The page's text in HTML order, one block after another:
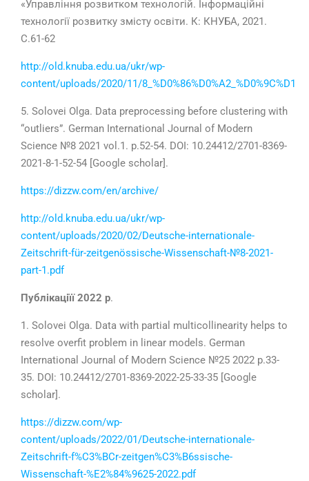
«Управління розвитком технологій. Інформаційні
технології розвитку змісту освіти. К: КНУБА, 2021.
С.61-62
http://old.knuba.edu.ua/ukr/wp-
content/uploads/2020/11/
5. Solovei Olga. Data preprocessing before clustering with
“outliers”. German International Journal of Modern
Science №8 2021 vol.1. p.52-54. DOI: 10.24412/2701-8369-
2021-8-1-52-54 [Google scholar].
https://dizzw.com/en/archive/
http://old.knuba.edu.ua/ukr/wp-
content/uploads/2020/02/Deutsche-internationale-
Zeitschrift-für-zeitgenössische-Wissenschaft-№8-2021-
part-1.pdf
Публікаціїї 2022 р.
1. Solovei Olga. Data with partial multicollinearity helps to
resolve overfit problem in linear models. German
International Journal of Modern Science №25 2022 p.33-
35. DOI: 10.24412/2701-8369-2022-25-33-35 [Google
scholar].
https://dizzw.com/wp-
content/uploads/2022/01/Deutsche-internationale-
Zeitschrift-f%C3%BCr-zeitgen%C3%B6ssische-
Wissenschaft-%E2%84%9625-2022.pdf